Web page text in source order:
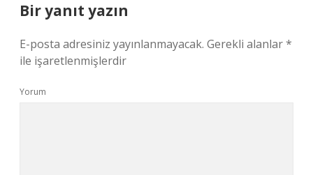
Bir yanıt yazın
E-posta adresiniz yayınlanmayacak. Gerekli alanlar*
ile işaretlenmişlerdir
Yorum